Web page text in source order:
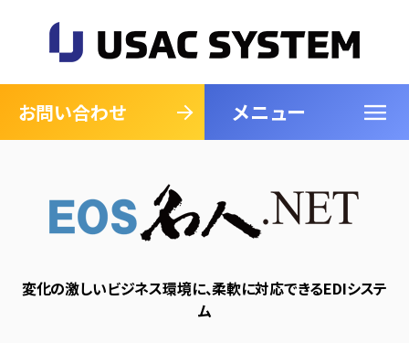
お問い合わせ メニュー
閉じる
変化の激しいビジネス環境に、柔軟に対応できるEDIシステ
ム